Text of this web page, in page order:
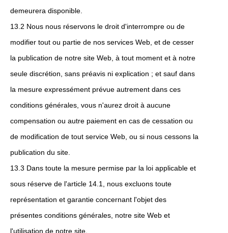
demeurera disponible.
13.2 Nous nous réservons le droit d'interrompre ou de
modifier tout ou partie de nos services Web, et de cesser
la publication de notre site Web, à tout moment et à notre
seule discrétion, sans préavis ni explication ; et sauf dans
la mesure expressément prévue autrement dans ces
conditions générales, vous n'aurez droit à aucune
compensation ou autre paiement en cas de cessation ou
de modification de tout service Web, ou si nous cessons la
publication du site.
13.3 Dans toute la mesure permise par la loi applicable et
sous réserve de l'article 14.1, nous excluons toute
représentation et garantie concernant l'objet des
présentes conditions générales, notre site Web et
l'utilisation de notre site.